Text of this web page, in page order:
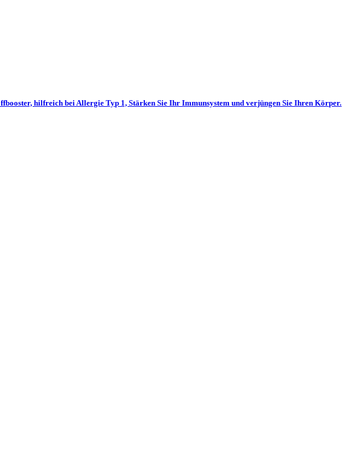
hilfreich bei Allergie Typ 1, Stärken Sie Ihr Immunsystem und verjüngen Sie Ihren Körper.